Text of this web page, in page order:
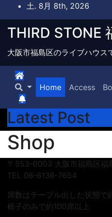
to
content
土. 8月 8th, 2026
THIRD STONE
大阪市福島区のライブハウス
Home Access
Latest Post
Shop
〒553-0003 大阪市福島区福
TEL 06-6136-7654
席数はテーブル出した状態で
椅子のみで約100席以上